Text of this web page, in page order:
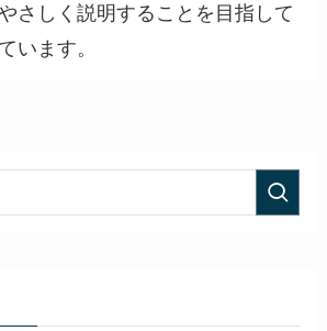
さしく説明することを目指して
います。